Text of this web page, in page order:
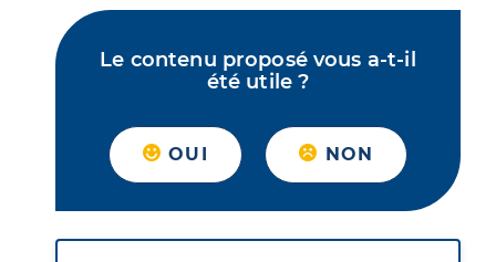
Le contenu proposé vous a-t-il
été utile ?
OUI NON